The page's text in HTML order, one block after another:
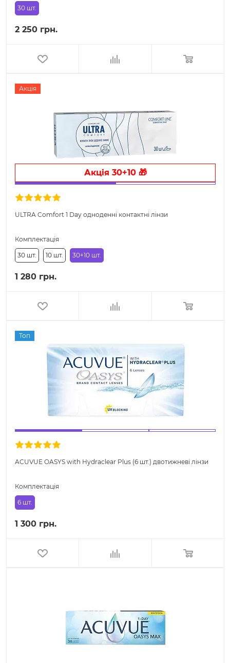
30 шт.
2 250 грн.
Акція
Акція 30+10 🎁
ULTRA Comfort 1 Day одноденні контактні лінзи
Комплектація
30 шт. 10 шт. 30+10 шт.
1 280 грн.
Топ
ACUVUE OASYS with Hydraclear Plus (6 шт.) двотижневі лінзи
Комплектація
6 шт.
1 300 грн.